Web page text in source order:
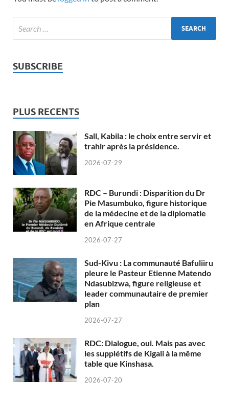
SUBSCRIBE
PLUS RECENTS
Sall, Kabila : le choix entre servir et
trahir après la présidence.
2026-07-29
RDC – Burundi : Disparition du Dr
Pie Masumbuko, figure historique
de la médecine et de la diplomatie
en Afrique centrale
2026-07-27
Sud-Kivu : La communauté Bafuliiru
pleure le Pasteur Etienne Matendo
Ndasubizwa, figure religieuse et
leader communautaire de premier
plan
2026-07-27
RDC: Dialogue, oui. Mais pas avec
les supplétifs de Kigali à la même
table que Kinshasa.
2026-07-20